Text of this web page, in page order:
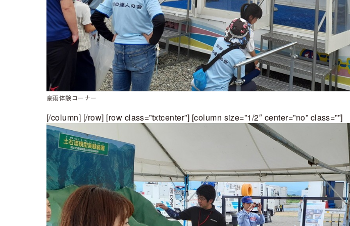
豪雨体験コーナー
[/column] [/row] [row class=”txtcenter”] [column size=”1/2″ center=”no” class=””]